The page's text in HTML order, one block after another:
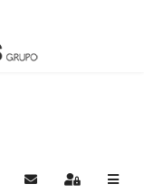
Suscribirse a las
Sign In